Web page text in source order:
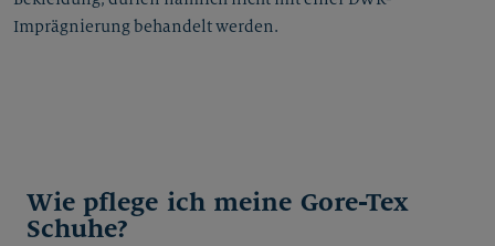
Imprägnierung behandelt werden.
Wie pflege ich meine Gore-Tex
Schuhe?